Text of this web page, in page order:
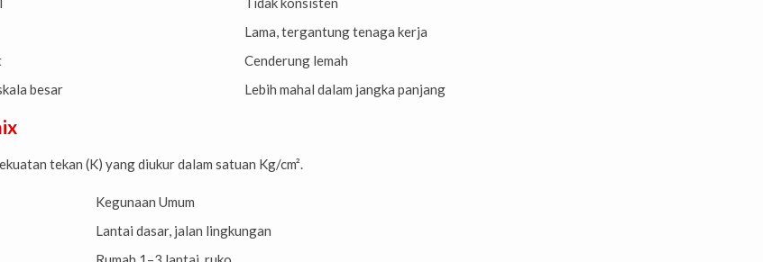
Lama, tergantung tenaga kerja
Cenderung lemah
besar Lebih mahal dalam jangka panjang
tekan (K) yang diukur dalam satuan Kg/cm².
Kegunaan Umum
Lantai dasar, jalan lingkungan